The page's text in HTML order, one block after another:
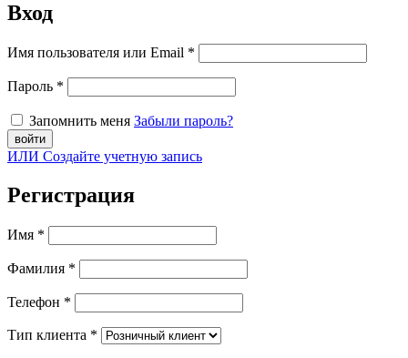
Вход
Имя пользователя или Email *
Пароль *
Запомнить меня Забыли пароль?
ИЛИ Создайте учетную запись
Регистрация
Имя *
Фамилия *
Телефон *
Тип клиента *